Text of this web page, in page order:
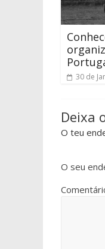
30 de
Deixa
O teu
O seu